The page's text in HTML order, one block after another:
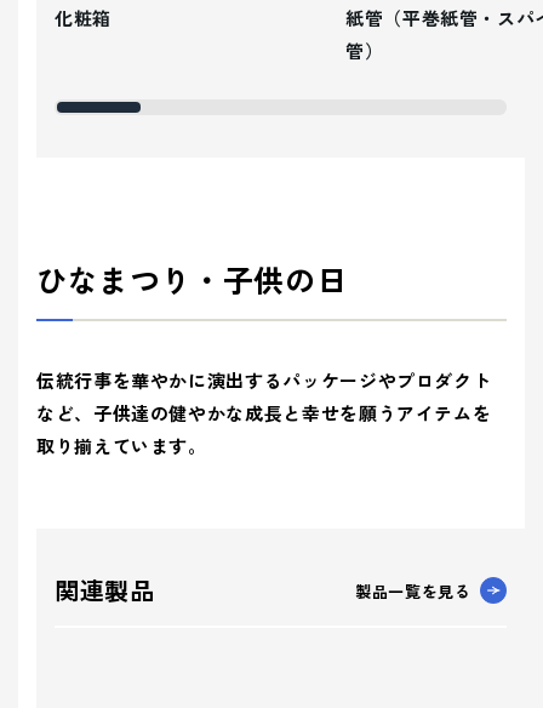
化粧箱
紙管（平巻紙管・スパ
管）
ひなまつり・子供の日
伝統行事を華やかに演出するパッケージやプロダクト
など、子供達の健やかな成長と幸せを願うアイテムを
取り揃えています。
関連製品 製品一覧を見る